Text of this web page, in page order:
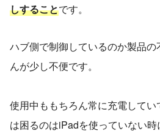
しすることです。
ハブ側で制御しているのか製品
んが少し不便です。
使用中ももちろん常に充電して
は困るのはiPadを使っていない